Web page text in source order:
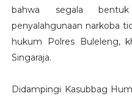
bahwa segala
penyalahgunaan narkoba
hukum Polres Buleleng,
Singaraja.
Didampingi Kasubbag